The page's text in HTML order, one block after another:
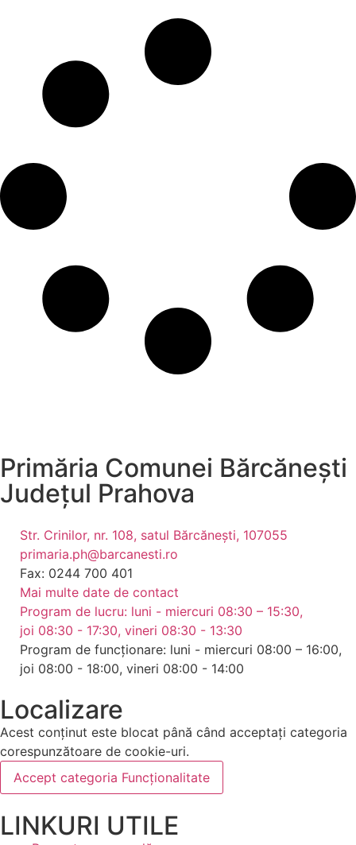
Primăria Comunei Bărcănești
Județul Prahova
Str. Crinilor, nr. 108, satul Bărcănești, 107055
primaria.ph@barcanesti.ro
Fax: 0244 700 401
Mai multe date de contact
Program de lucru: luni - miercuri 08:30 – 15:30,
joi 08:30 - 17:30, vineri 08:30 - 13:30
Program de funcționare: luni - miercuri 08:00 – 16:00,
joi 08:00 - 18:00, vineri 08:00 - 14:00
Localizare
Acest conținut este blocat până când acceptați categoria
corespunzătoare de cookie-uri.
Accept categoria Funcționalitate
LINKURI UTILE